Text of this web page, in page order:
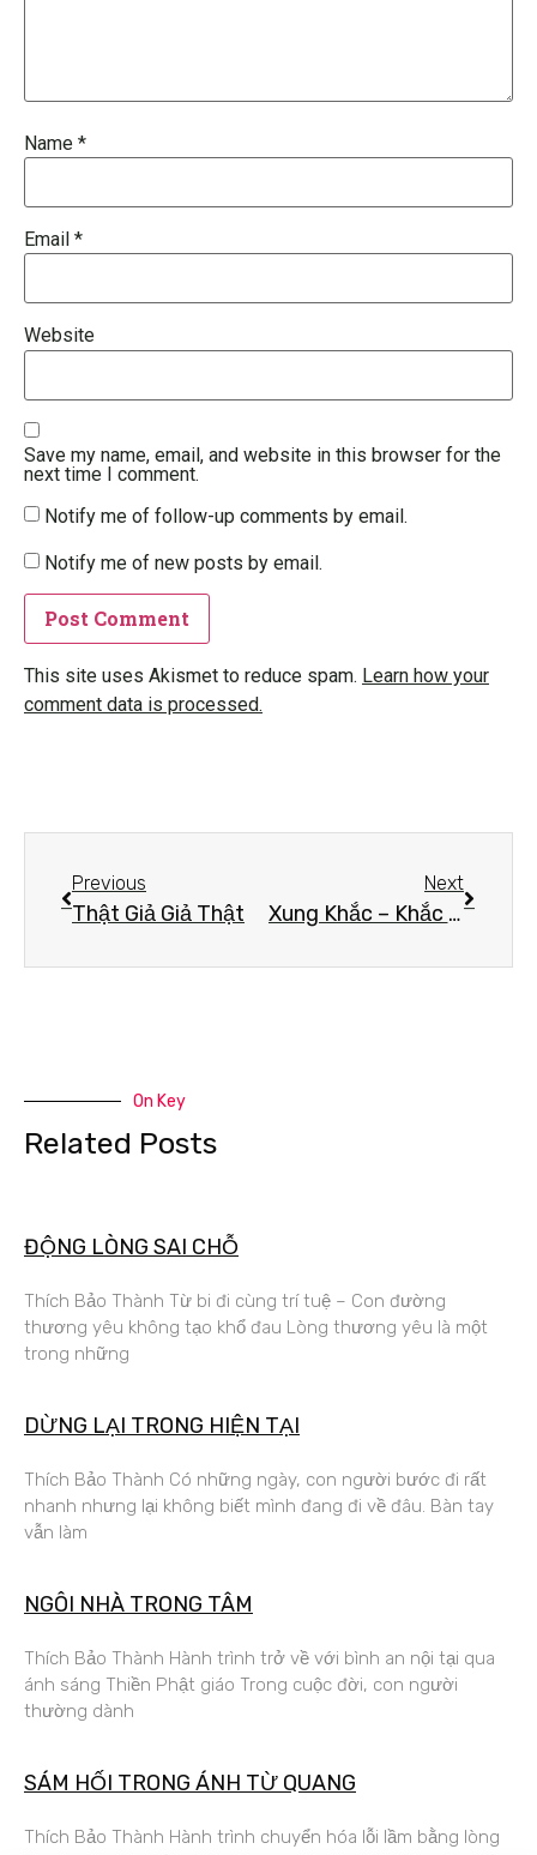
Name *
Email *
Website
Save my name, email, and website in this browser for the
next time I comment.
Notify me of follow-up comments by email.
Notify me of new posts by email.
This site uses Akismet to reduce spam. Learn how your
comment data is processed.
Previous
Thật Giả Giả Thật
Next
Xung Khắc – Khắc Khẩu
On Key
Related Posts
ĐỘNG LÒNG SAI CHỖ
Thích Bảo Thành Từ bi đi cùng trí tuệ – Con đường
thương yêu không tạo khổ đau Lòng thương yêu là một
trong những
DỪNG LẠI TRONG HIỆN TẠI
Thích Bảo Thành Có những ngày, con người bước đi rất
nhanh nhưng lại không biết mình đang đi về đâu. Bàn tay
vẫn làm
NGÔI NHÀ TRONG TÂM
Thích Bảo Thành Hành trình trở về với bình an nội tại qua
ánh sáng Thiền Phật giáo Trong cuộc đời, con người
thường dành
SÁM HỐI TRONG ÁNH TỪ QUANG
Thích Bảo Thành Hành trình chuyển hóa lỗi lầm bằng lòng